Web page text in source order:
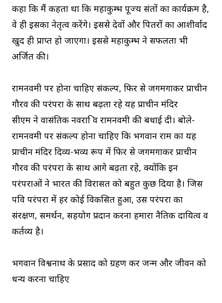
कहा कि मैं कहता था कि महाकुम्भ पूज्य संतों का कार्यक्रम है,
वे ही इसका नेतृत्व करेंगे। इससे देवों और पितरों का आशीर्वाद
खुद ही प्राप्त हो जाएगा। इससे महाकुम्भ ने सफलता भी
अर्जित की।
रामनवमी पर होना चाहिए संकल्प, फिर से जगमगाकर प्राचीन
गौरव की परंपरा के साथ बढ़ता रहे यह प्राचीन मंदिर
सीएम ने वासंतिक नवरात्रि व रामनवमी की बधाई दी। बोले-
रामनवमी पर संकल्प होना चाहिए कि भगवान राम का यह
प्राचीन मंदिर दिव्य-भव्य रूप में फिर से जगमगाकर प्राचीन
गौरव की परंपरा के साथ आगे बढ़ता रहे, क्योंकि इन
परंपराओं ने भारत की विरासत को बहुत कुछ दिया है। जिस
पवित्र परंपरा में हर कोई विकसित हुआ, उस परंपरा का
संरक्षण, समर्थन, सहयोग प्रदान करना हमारा नैतिक दायित्व व
कर्तव्य है।
भगवान विश्वनाथ के प्रसाद को ग्रहण कर जन्म और जीवन को
धन्य करना चाहिए